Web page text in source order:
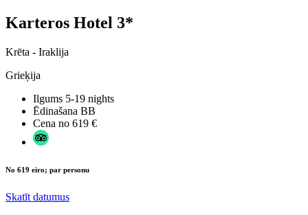
Karteros Hotel 3*
Krēta - Iraklija
Grieķija
Ilgums 5-19 nights
Ēdinašana BB
Cena no 619 €
No 619 eiro; par personu
Skatīt datumus